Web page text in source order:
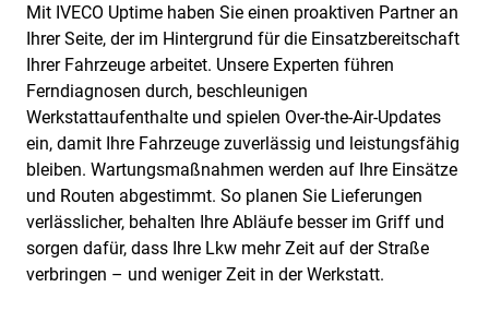
Mit IVECO Uptime haben Sie einen proaktiven Partner an
Ihrer Seite, der im Hintergrund für die Einsatzbereitschaft
Ihrer Fahrzeuge arbeitet. Unsere Experten führen
Ferndiagnosen durch, beschleunigen
Werkstattaufenthalte und spielen Over-the-Air-Updates
ein, damit Ihre Fahrzeuge zuverlässig und leistungsfähig
bleiben. Wartungsmaßnahmen werden auf Ihre Einsätze
und Routen abgestimmt. So planen Sie Lieferungen
verlässlicher, behalten Ihre Abläufe besser im Griff und
sorgen dafür, dass Ihre Lkw mehr Zeit auf der Straße
verbringen – und weniger Zeit in der Werkstatt.